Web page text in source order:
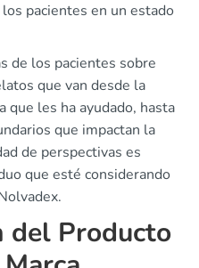
pacientes en un estado
de los pacientes sobre
que van desde la
les ha ayudado, hasta
que impactan la
de perspectivas es
que esté considerando
del Producto